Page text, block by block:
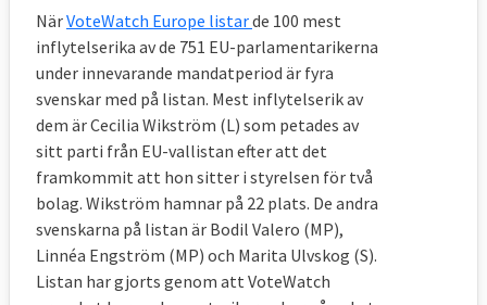
NärVoteWatch Europe listarde 100 mest
inflytelserika av de 751 EU-parlamentarikerna
under innevarande mandatperiod är fyra
svenskar med på listan. Mest inflytelserik av
dem är Cecilia Wikström (L) som petades av
sitt parti från EU-vallistan efter att det
framkommit att hon sitter i styrelsen för två
bolag. Wikström hamnar på 22 plats. De andra
svenskarna på listan är Bodil Valero (MP),
Linnéa Engström (MP) och Marita Ulvskog (S).
Listan har gjorts genom att VoteWatch